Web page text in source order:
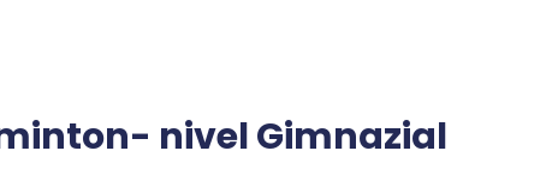
nivel Gimnazial